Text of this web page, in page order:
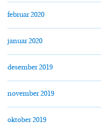
februar 2020
januar 2020
desember 2019
november 2019
oktober 2019